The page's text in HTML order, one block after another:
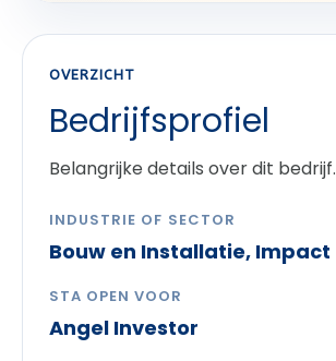
OVERZICHT
Bedrijfsprofiel
Belangrijke details over dit bedrijf.
INDUSTRIE OF SECTOR
Bouw en Installatie, Impact
STA OPEN VOOR
Angel Investor